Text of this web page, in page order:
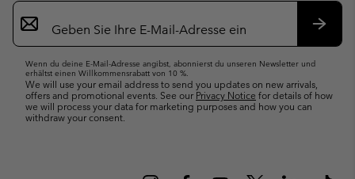
Newsletter-
Anmeldung
Wenn du deine E-Mail-Adresse angibst, abonnierst du unseren Newsletter und
erhältst einen Willkommensrabatt von 10 %.
We will use your email address to send you updates on new arrivals,
offers and promotional events. See our Privacy Notice for details of how
we will process your data for marketing purposes and how you can
withdraw your consent.